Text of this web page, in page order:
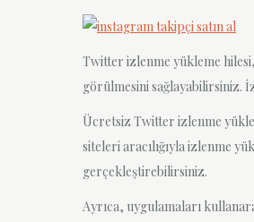
Twitter izlenme yükleme hilesi,
görülmesini sağlayabilirsiniz.
Ücretsiz Twitter izlenme
siteleri aracılığıyla izlenme
gerçekleştirebilirsiniz.
Ayrıca, uygulamaları